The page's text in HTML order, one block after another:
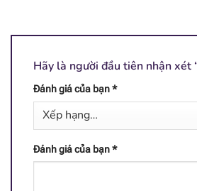
[popup_anything
[popup_anything
id="1935"]
[popup_anything
id="1938"]
Hãy là người đầu tiên nhận xét
Đánh giá của bạn*
Đánh giá của bạn*